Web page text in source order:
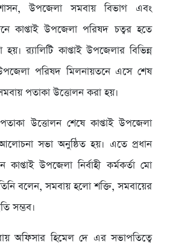
উপজেলা সমবায় বিভাগ এবং
কাপ্তাই উপজেলা পরিষদ চত্বর হতে
র‍্যালিটি কাপ্তাই উপজেলার বিভিন্ন
পরিষদ মিলনায়তনে এসে শেষ
পতাকা উত্তোলন করা হয়।
উত্তোলন শেষে কাপ্তাই উপজেলা
সভা অনুষ্ঠিত হয়। এতে প্রধান
উপজেলা নির্বাহী কর্মকর্তা মো
বলেন, সমবায় হলো শক্তি, সমবায়ের
সম্ভব।
অফিসার হিমেল দে এর সভাপতিত্বে